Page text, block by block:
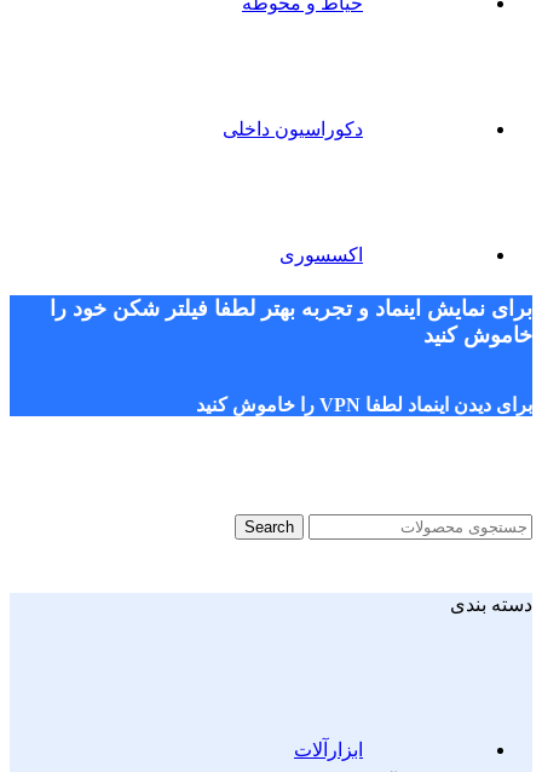
دکوراسیون داخلی
اکسسوری
برای نمایش اینماد و تجربه بهتر لطفا فیلتر شکن خود را
خاموش کنید
برای دیدن اینماد لطفا VPN را خاموش کنید
Search
دسته بندی
ابزارآلات